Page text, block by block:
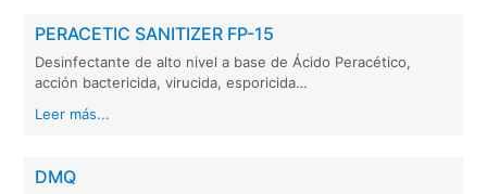
PERACETIC SANITIZER FP-15
Desinfectante de alto nivel a base de Ácido Peracético,
acción bactericida, virucida, esporicida…
Leer más...
DMQ